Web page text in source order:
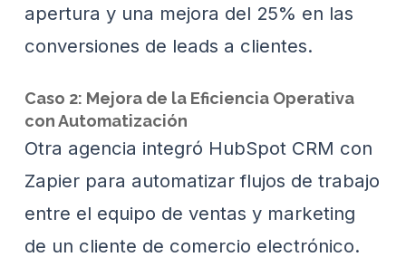
apertura y una mejora del 25% en las
conversiones de leads a clientes.
Caso 2: Mejora de la Eficiencia Operativa
con Automatización
Otra agencia integró HubSpot CRM con
Zapier para automatizar flujos de trabajo
entre el equipo de ventas y marketing
de un cliente de comercio electrónico.